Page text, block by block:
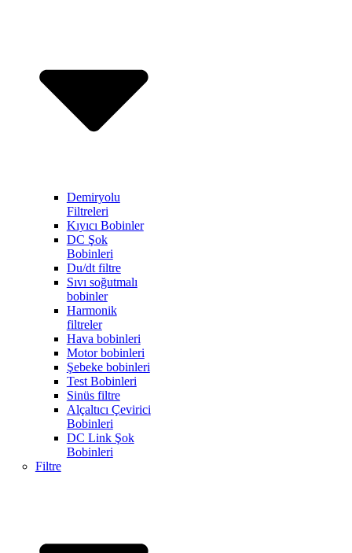
Demiryolu
Filtreleri
Kıyıcı Bobinler
DC Şok
Bobinleri
Du/dt filtre
Sıvı soğutmalı
bobinler
Harmonik
filtreler
Hava bobinleri
Motor bobinleri
Şebeke bobinleri
Test Bobinleri
Sinüs filtre
Alçaltıcı Çevirici
Bobinleri
DC Link Şok
Bobinleri
Filtre